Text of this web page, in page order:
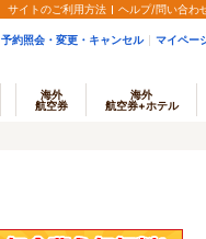
サイトのご利用方法 ヘルプ/問い合わ
予約照会・変更・キャンセル マイペー
海外
航空券
海外
航空券+ホテル